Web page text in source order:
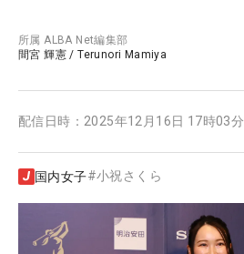
所属ALBA Net編集部
間宮 輝憲 /Terunori Mamiya
配信日時： 2025年12月16日 17時03分
国内女子#小祝さくら